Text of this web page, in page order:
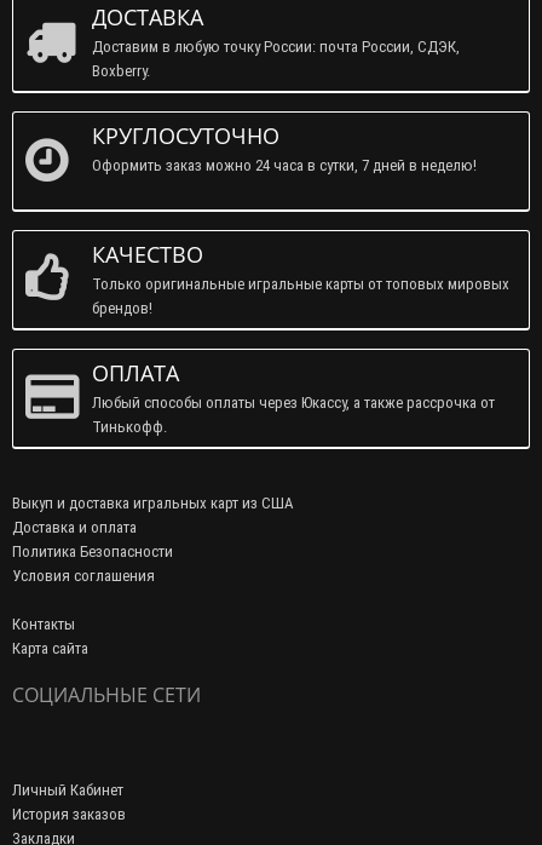
ДОСТАВКА
Доставим в любую точку России: почта России, СДЭК,
Boxberry.
КРУГЛОСУТОЧНО
Оформить заказ можно 24 часа в сутки, 7 дней в неделю!
КАЧЕСТВО
Только оригинальные игральные карты от топовых мировых
брендов!
ОПЛАТА
Любый способы оплаты через Юкассу, а также рассрочка от
Тинькофф.
Выкуп и доставка игральных карт из США
Доставка и оплата
Политика Безопасности
Условия соглашения
Контакты
Карта сайта
СОЦИАЛЬНЫЕ СЕТИ
Личный Кабинет
История заказов
Закладки